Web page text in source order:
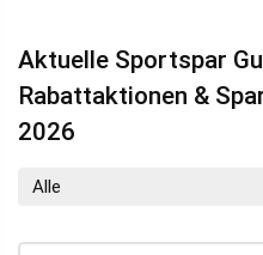
Aktuelle Sportspar
Rabattaktionen &
2026
Alle